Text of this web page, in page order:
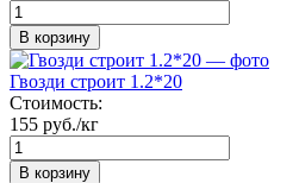
В корзину
Гвозди строит 1.2*20
Стоимость:
155 руб./кг
В корзину